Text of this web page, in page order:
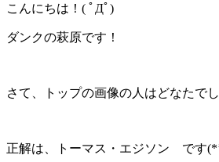
こんにちは！( ﾟДﾟ)
ダンクの萩原です！
さて、トップの画像の人はどなたで
正解は、トーマス・エジソン です